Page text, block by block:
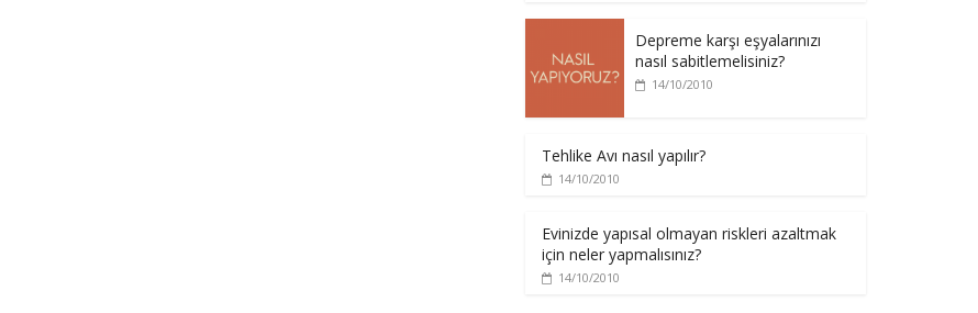
Depreme karşı eşyalarınızı
nasıl sabitlemelisiniz?
14/10/2010
Tehlike Avı nasıl yapılır?
14/10/2010
Evinizde yapısal olmayan riskleri azaltmak
için neler yapmalısınız?
14/10/2010